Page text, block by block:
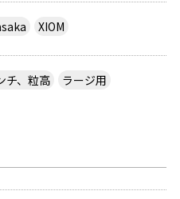
XIOM
チ、粒高 ラージ用